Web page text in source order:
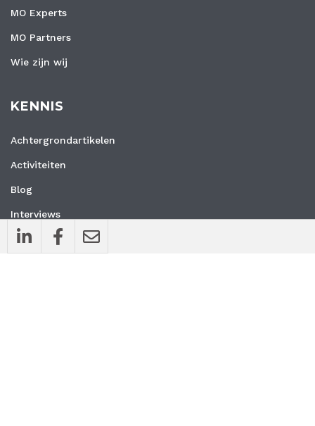
MO Experts
MO Partners
Wie zijn wij
KENNIS
Achtergrondartikelen
Activiteiten
Blog
Interviews
Nieuws